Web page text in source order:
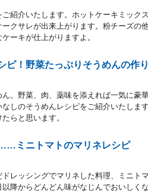
紹介いたします。ホットケーキミック
クサレが出来上がります。粉チーズの
ーキが仕上がりますよ。
ピ！野菜たっぷりそうめんの作
。野菜、肉、薬味を添えれば一気に豪
しのそうめんレシピをご紹介いたしま
らと思います。
ミニトマトのマリネレシピ
レッシングでマリネした料理、ミニト
降からどんどん味がなじんでおいしく